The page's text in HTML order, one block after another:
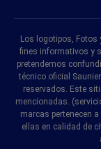
Los logotipos, Fotos
fines informativos y
pretendemos
técnico oficial
reservados. Este
mencionadas.
marcas pertenecen
ellas en calidad de